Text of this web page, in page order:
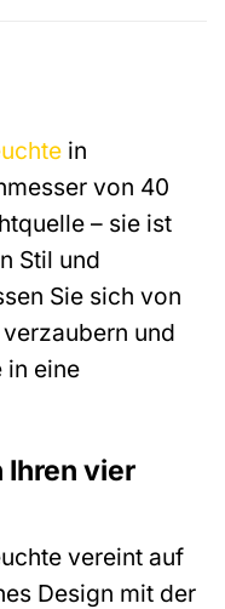
in
von 40
– sie ist
Stil und
Sie sich von
und
in eine
Ihren vier
vereint auf
Design mit der